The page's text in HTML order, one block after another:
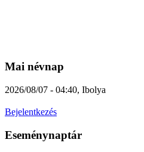
Mai névnap
2026/08/07 - 04:40, Ibolya
Bejelentkezés
Eseménynaptár